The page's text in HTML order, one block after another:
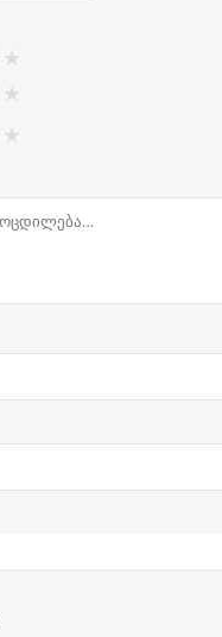
★
★
★